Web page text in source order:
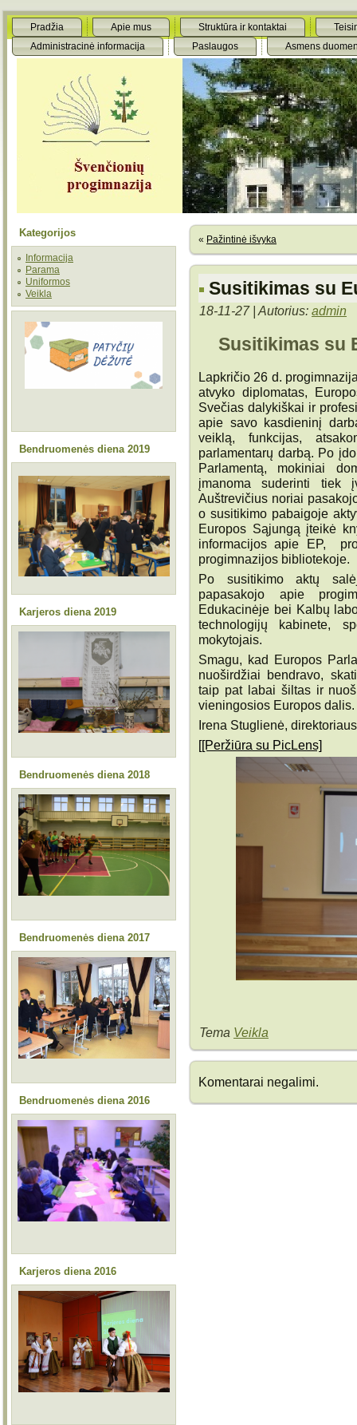
Pradžia Apie mus Struktūra ir kontaktai
Administracinė informacija
Paslaugos Asmens
Kategorijos
Informacija
Parama
Uniformos
Veikla
Bendruomenės diena 2019
Karjeros diena 2019
Bendruomenės diena 2018
Bendruomenės diena 2017
Bendruomenės diena 2016
Karjeros diena 2016
« Pažintinė išvyka
Susitikimas su
18-11-27 | Autorius: admin
Susitikimas su
Lapkričio 26 d.
atvyko diplomatas,
Svečias dalykiškai ir
apie savo kasdieninį
veiklą, funkcijas,
parlamentarų darbą. Po
Parlamentą, mokiniai
įmanoma suderinti tiek
Auštrevičius noriai
o susitikimo pabaigoje
Europos Sąjungą įteikė
informacijos apie EP,
progimnazijos bibliotekoje.
Po susitikimo aktų
papasakojo apie
Edukacinėje bei Kalbų
technologijų kabinete,
mokytojais.
Smagu, kad Europos
nuoširdžiai bendravo,
taip pat labai šiltas ir
vieningosios Europos dalis.
Irena Stuglienė,
[[Peržiūra su PicLens]
Tema Veikla
Komentarai negalimi.